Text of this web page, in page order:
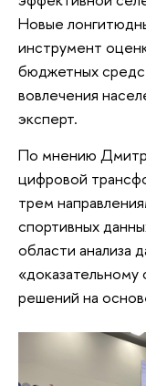
Новые
инструмент
бюджетных
вовлечения
эксперт.
По мнению
цифровой
трем
спортивных
области анализа
решений на